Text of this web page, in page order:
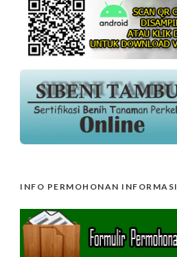
INFO PERMOHONAN INFORMASI